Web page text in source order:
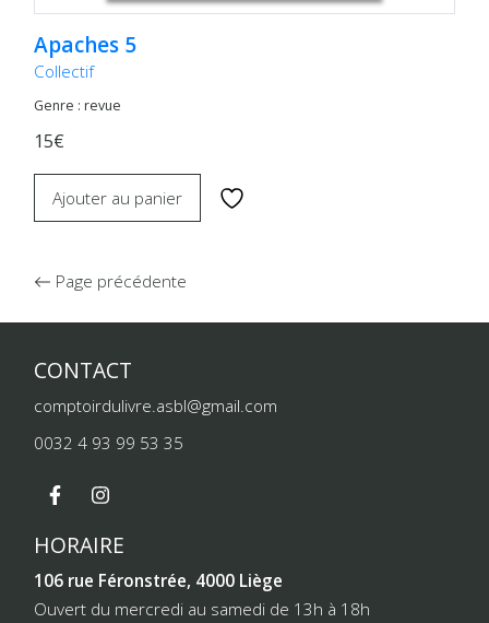
Apaches 5
Collectif
Genre : revue
15€
Ajouter au panier
Page précédente
CONTACT
comptoirdulivre.asbl@gmail.com
0032 4 93 99 53 35
HORAIRE
106 rue Féronstrée, 4000 Liège
Ouvert du mercredi au samedi de 13h à 18h